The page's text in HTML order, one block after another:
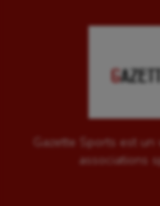
Gazette Sports est
associations